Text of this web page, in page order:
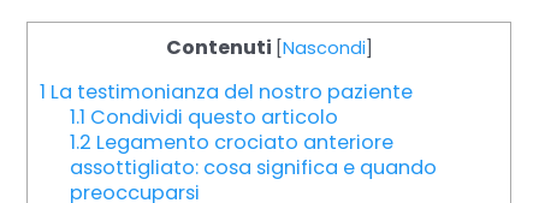
Contenuti [Nascondi]
1 La testimonianza del nostro paziente
1.1 Condividi questo articolo
1.2 Legamento crociato anteriore
assottigliato: cosa significa e quando
preoccuparsi